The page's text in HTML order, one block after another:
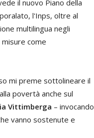
il nuovo Piano della
l'Inps, oltre al
multilingua negli
come
mi preme sottolineare il
povertà anche sul
Vittimberga – invocando
vanno sostenute e